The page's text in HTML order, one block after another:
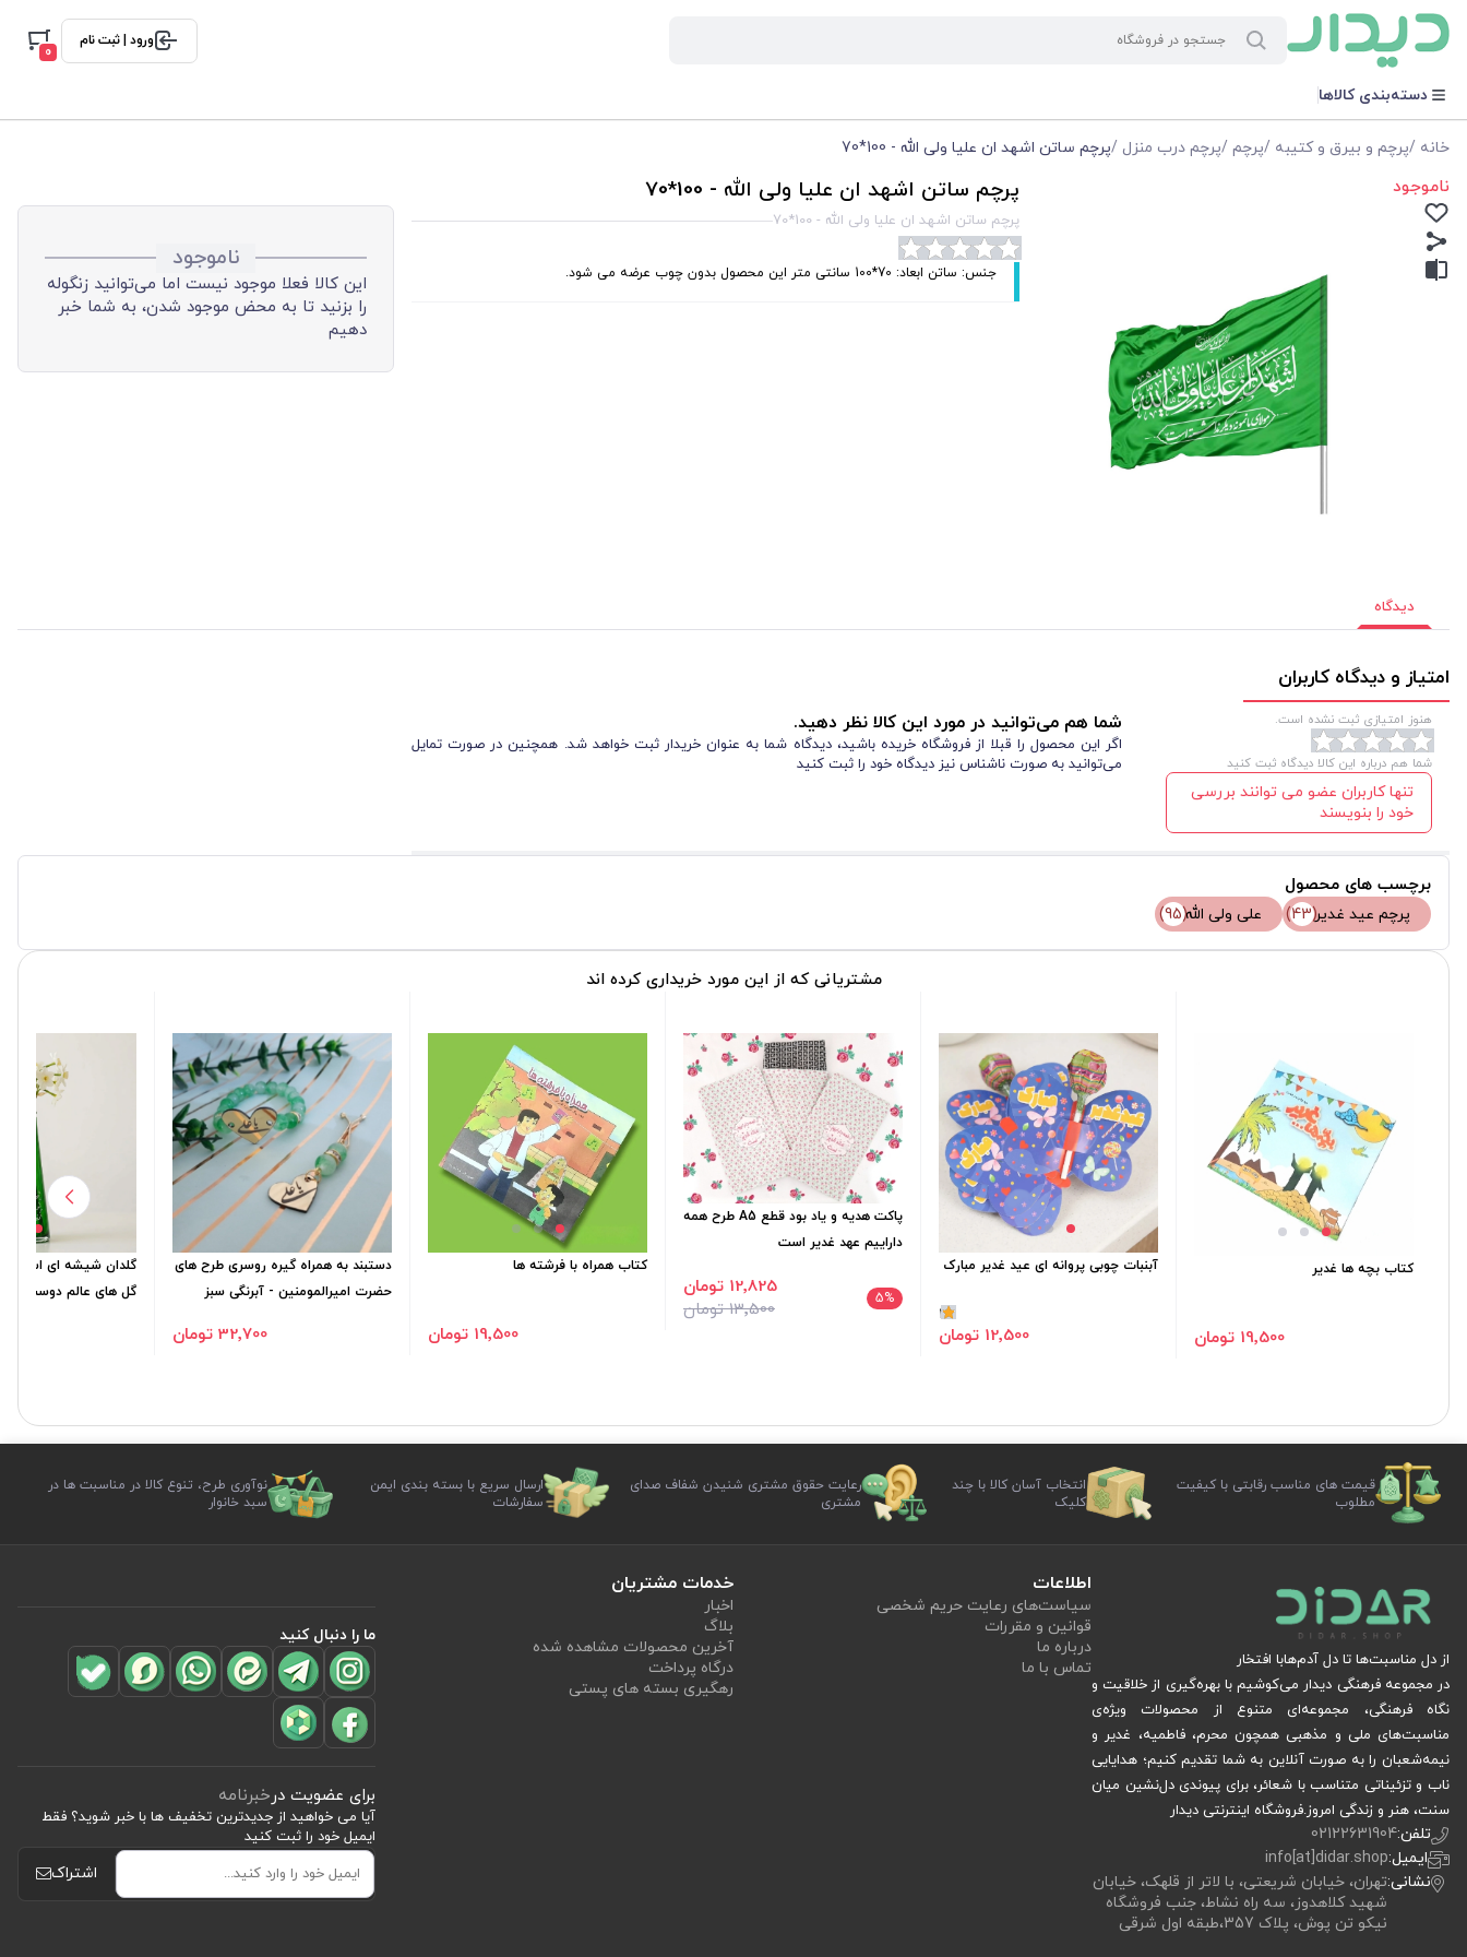
ورود | ثبت نام
0
دسته‌بندی کالاها
خانه /پرچم و بیرق و کتیبه /پرچم /پرچم درب منزل /پرچم ساتن اشهد ان علیا ولی الله - 100*70
ناموجود پرچم ساتن اشهد ان علیا ولی الله - 100*70
پرچم ساتن اشهد ان علیا ولی الله - 100*70
جنس: ساتن ابعاد: 70*100 سانتی متر این محصول بدون چوب عرضه می شود.
ناموجود
این کالا فعلا موجود نیست اما می‌توانید زنگوله
را بزنید تا به محض موجود شدن، به شما خبر
دهیم
دیدگاه
امتیاز و دیدگاه کاربران
هنوز امتیازی ثبت نشده است.
شما هم درباره این کالا دیدگاه ثبت کنید
تنها کاربران عضو می توانند بررسی
خود را بنویسند
شما هم می‌توانید در مورد این کالا نظر دهید.
اگر این محصول را قبلا از فروشگاه خریده باشید، دیدگاه شما به عنوان خریدار ثبت خواهد شد. همچنین در صورت تمایل
می‌توانید به صورت ناشناس نیز دیدگاه خود را ثبت کنید
برچسب های محصول
پرچم عید غدیر(43) علی ولی الله(95)
مشتریانی که از این مورد خریداری کرده اند
کتاب بچه ها غدیر
19٬500 تومان
آبنبات چوبی پروانه ای عید غدیر مبارک
1
12٬500 تومان
پاکت هدیه و یاد بود قطع A5 طرح همه
داراییم عهد غدیر است
5% 13٬500 تومان
12٬825 تومان
کتاب همراه با فرشته ها
19٬500 تومان
دستبند به همراه گیره روسری طرح های
حضرت امیرالمومنین - آبرنگی سبز
32٬700 تومان
گلدان شیشه ای
گل های عالم دوست
قیمت های مناسب رقابتی با کیفیت
مطلوب
انتخاب آسان کالا با چند
کلیک
رعایت حقوق مشتری شنیدن شفاف صدای
مشتری
ارسال سریع با بسته بندی ایمن
سفارشات
نوآوری طرح، تنوع کالا در مناسبت ها در
سبد خانوار
از دل مناسبت‌ها تا دل آدم‌هابا افتخار
در مجموعه فرهنگی دیدار می‌کوشیم با بهره‌گیری از خلاقیت و
نگاه فرهنگی، مجموعه‌ای متنوع از محصولات ویژه‌ی
مناسبت‌های ملی و مذهبی همچون محرم، فاطمیه، غدیر و
نیمه‌شعبان را به صورت آنلاین به شما تقدیم کنیم؛ هدایایی
ناب و تزئیناتی متناسب با شعائر، برای پیوندی دل‌نشین میان
سنت، هنر و زندگی امروز.فروشگاه اینترنتی دیدار
تلفن:02122631904
ایمیل:info[at]didar.shop
نشانی:تهران، خیابان شریعتی، با لاتر از قلهک، خیابان
شهید کلاهدوز، سه راه نشاط، جنب فروشگاه
نیکو تن پوش، پلاک 357،طبقه اول شرقی
اطلاعات
سیاست‏‌های رعایت حریم شخصی
قوانین و مقررات
درباره ما
تماس با ما
خدمات مشتریان
اخبار
بلاگ
آخرین محصولات مشاهده شده
درگاه پرداخت
رهگیری بسته های پستی
ما را دنبال کنید
برای عضویت درخبرنامه
آیا می خواهید از جدید‌ترین تخفیف‌ ها با‌ خبر شوید؟ فقط
ایمیل خود را ثبت کنید
اشتراک